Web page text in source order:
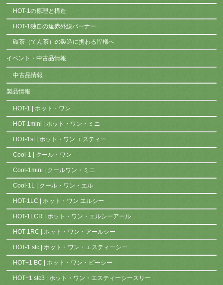
HOT-1の原理と構造
HOT-1独自の遠赤外線バーナー
碾茶（てん茶）の製造に携わる皆様へ
イベント・中古品情報
中古品情報
製品情報
HOT-1 | ホット・ワン
HOT-1mini | ホット・ワン・ミニ
HOT-1st | ホット・ワン エスティー
Cool-1 | クール・ワン
Cool-1mini | クールワン・ミニ
Cool-1L | クール・ワン・エル
HOT-1LC | ホット・ワン エルシー
HOT-1LCR | ホット・ワン・エルシーアール
HOT-1RC | ホット・ワン・アールシー
HOT-1 stc | ホット・ワン・エスティーシー
HOT−1 BC | ホット・ワン・ビーシー
HOT−1 stc3 | ホット・ワン・エスティーシースリー